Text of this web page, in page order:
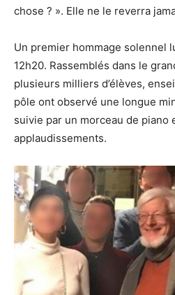
chose ? ». Elle ne le reverra
Un premier hommage solennel
12h20. Rassemblés dans le
plusieurs milliers d’élèves,
pôle ont observé une longue
suivie par un morceau de piano
applaudissements.